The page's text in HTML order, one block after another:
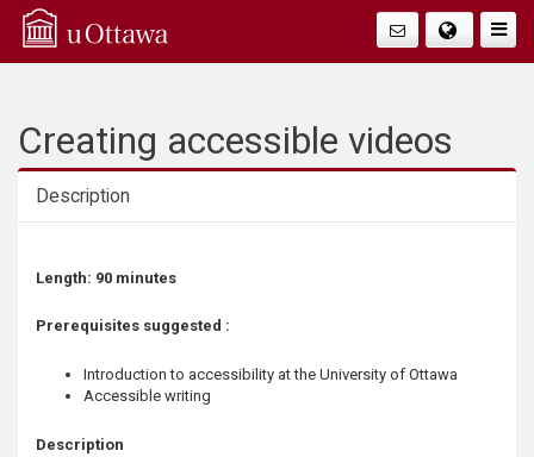
Q
Faire
Creating accessible videos
Description
Length: 90 minutes
Prerequisites suggested :
Introduction to accessibility at the University of Ottawa
Accessible writing
Description